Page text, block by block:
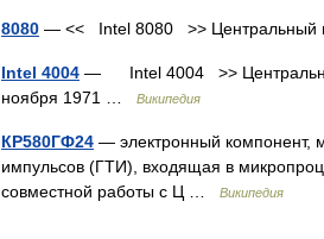
8080 — << Intel 8080 >> Центральный
Intel 4004 — Intel 4004 >>
ноября 1971 …
Википедия
КР580ГФ24 — электронный компонент,
импульсов (ГТИ), входящая в
совместной работы с Ц …
Википедия